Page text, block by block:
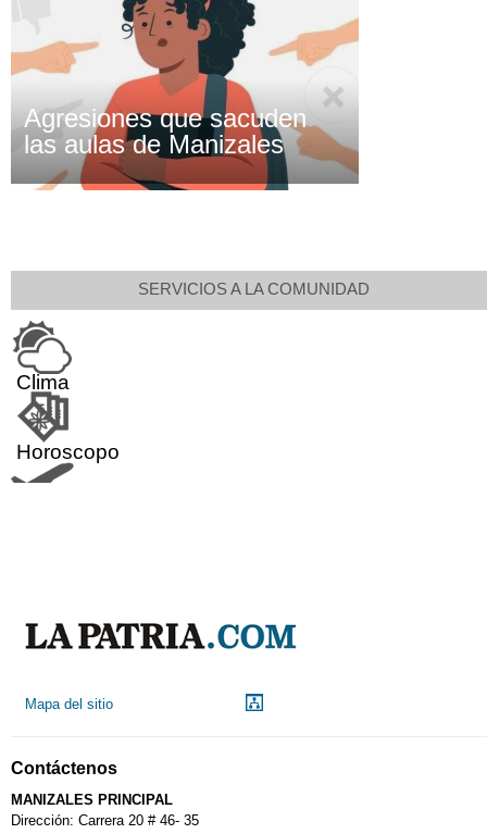
Agresiones que sacuden
las aulas de Manizales
SERVICIOS A LA COMUNIDAD
Clima
Horoscopo
Calendario Tributario
Mapa del sitio
Contáctenos
MANIZALES PRINCIPAL
Dirección: Carrera 20 # 46- 35